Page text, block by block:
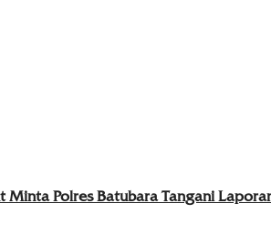
Minta Polres Batubara Tangani